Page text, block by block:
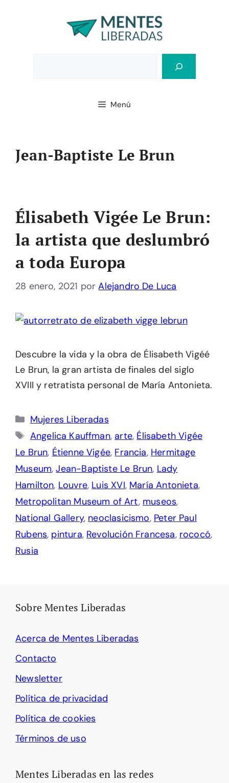
Menú
Jean-Baptiste Le Brun
Élisabeth Vigée Le Brun:
la artista que deslumbró
a toda Europa
28 enero, 2021 porAlejandro De Luca
Descubre la vida y la obra de Élisabeth Vigéé
Le Brun, la gran artista de finales del siglo
XVIII y retratista personal de María Antonieta.
Categorías
Mujeres Liberadas
Etiquetas
Angelica Kauffman, arte, Élisabeth Vigée
Le Brun, Étienne Vigée, Francia, Hermitage
Museum,Jean-Baptiste Le Brun, Lady
Hamilton, Louvre, Luis XVI, María Antonieta,
Metropolitan Museum of Art, museos,
National Gallery, neoclasicismo, Peter Paul
Rubens, pintura, Revolución Francesa, rococó,
Rusia
Sobre Mentes Liberadas
Acerca de Mentes Liberadas
Contacto
Newsletter
Política de privacidad
Política de cookies
Términos de uso
Mentes Liberadas en las redes